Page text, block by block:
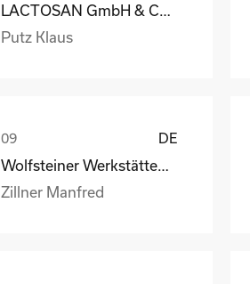
Putz Klaus
DE
Wolfsteiner Werkstätten, Außenstelle Industriemo
Zillner Manfred